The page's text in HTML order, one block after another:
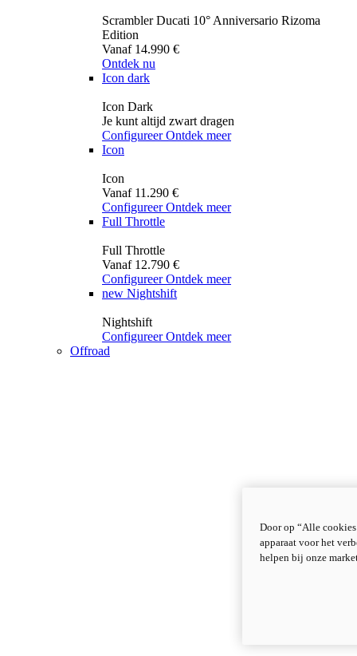
Scrambler Ducati 10° Anniversario Rizoma
Edition
Vanaf 14.990 €
Ontdek nu
Icon dark
Icon Dark
Je kunt altijd zwart dragen
Configureer Ontdek meer
Icon
Icon
Vanaf 11.290 €
Configureer Ontdek meer
Full Throttle
Full Throttle
Vanaf 12.790 €
Configureer Ontdek meer
new Nightshift
Nightshift
Configureer Ontdek meer
Offroad
Door op “Alle
apparaat voor het
helpen bij onze